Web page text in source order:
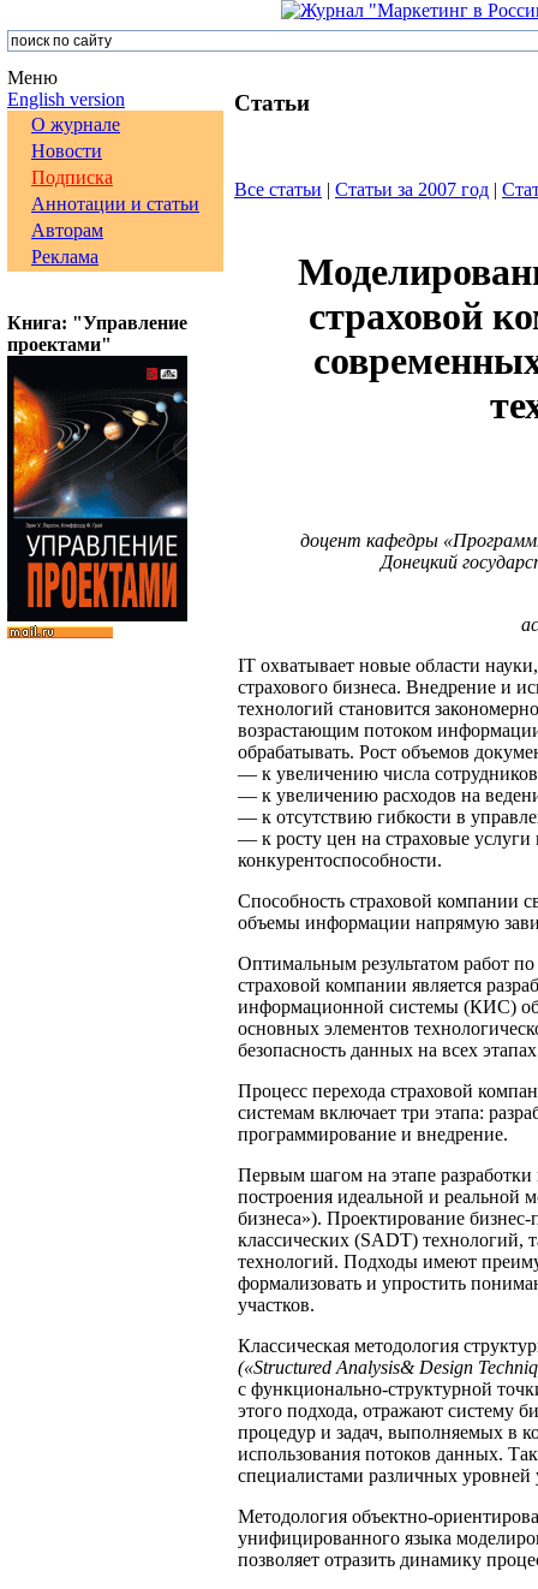
Меню
English version
О журнале
Новости
Подписка
Аннотации и статьи
Авторам
Реклама
Книга: "Управление
проектами"
Статьи
Все статьи | Статьи за 2007 год |
страховой
доцент кафедры
Донецкий
IT охватывает новые области
страхового бизнеса. Внедрение и
технологий становится
возрастающим потоком
обрабатывать. Рост объемов
— к увеличению числа
— к увеличению расходов на
— к отсутствию гибкости в
— к росту цен на страховые
конкурентоспособности.
Способность страховой компании
объемы информации напрямую
Оптимальным результатом работ
страховой компании является
информационной системы (КИС)
основных элементов
безопасность данных на всех
Процесс перехода страховой
системам включает три этапа:
программирование и внедрение.
Первым шагом на этапе
построения идеальной и реальной
бизнеса»). Проектирование
классических (SADT)
технологий. Подходы имеют
формализовать и упростить
участков.
Классическая методология
(«Structured Analysis& Design
с функционально-структурной
этого подхода, отражают систему
процедур и задач, выполняемых в
использования потоков данных.
специалистами различных
Методология объектно-
унифицированного языка
позволяет отразить динамику